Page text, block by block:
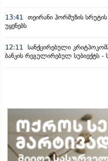
13:41
თეირანი ჰორმუზის
უყენებს
12:11
სანქცირებული
ბანკის რეგულირებულ სუბიექტს -